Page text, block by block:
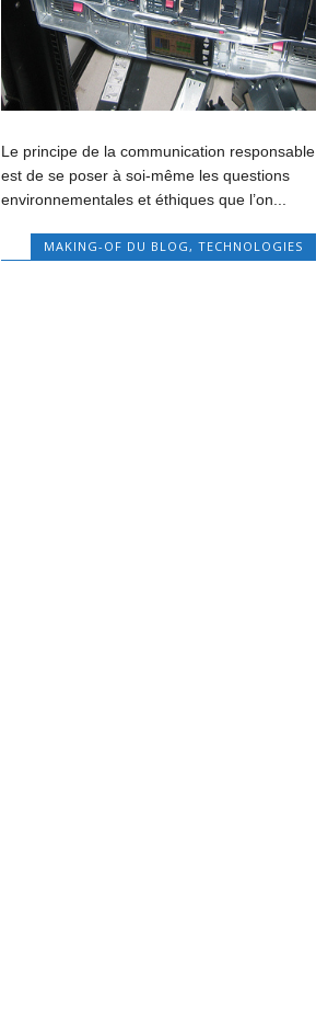
Le principe de la communication responsable
est de se poser à soi-même les questions
environnementales et éthiques que l’on...
MAKING-OF DU BLOG , TECHNOLOGIES